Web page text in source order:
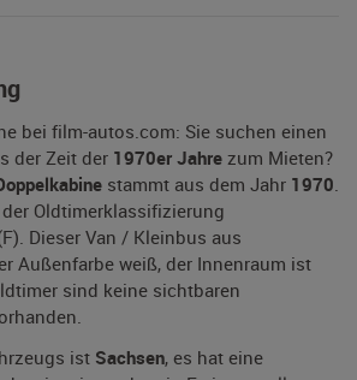
bei film-autos.com: Sie suchen einen
der Zeit der 1970er Jahre zum Mieten?
stammt aus dem Jahr 1970.
Oldtimerklassifizierung
Dieser Van / Kleinbus aus
Außenfarbe weiß, der Innenraum ist
sind keine sichtbaren
ist Sachsen, es hat eine